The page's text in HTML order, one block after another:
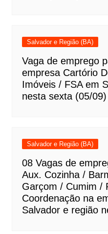
Salvador e Região (BA)
Vaga de emprego
empresa Cartório
Imóveis / FSA em
nesta sexta (05/09)
Salvador e Região (BA)
08 Vagas de
Aux. Cozinha /
Garçom / Cumim /
Coordenação na
Salvador e região